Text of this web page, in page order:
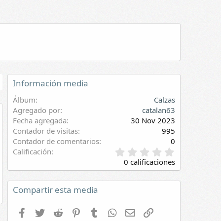
Información media
Álbum
Calzas
Agregado por
catalan63
Fecha agregada
30 Nov 2023
Contador de visitas
995
Contador de comentarios
0
Calificación
,
0
0
0 calificaciones
Compartir esta media
Facebook
Twitter Reddit PinterestTumblr WhatsApp
E-mail